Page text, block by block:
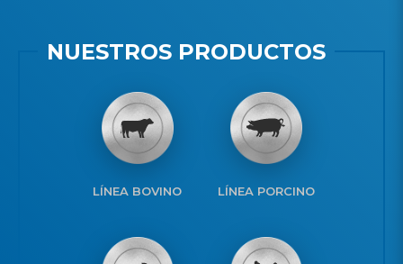
NUESTROS PRODUCTOS
LÍNEA BOVINO LÍNEA PORCINO